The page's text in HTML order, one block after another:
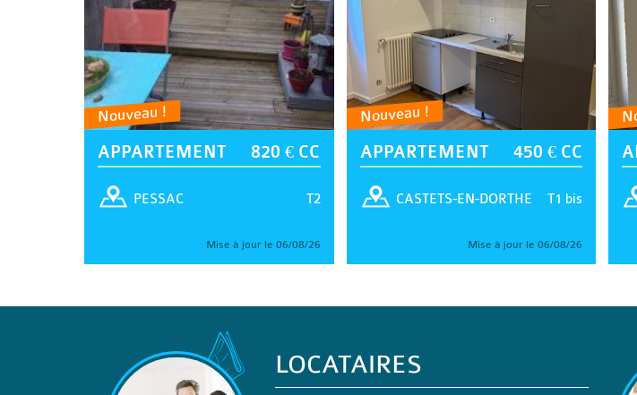
Nouveau !
APPARTEMENT 820 € CC
T2
PESSAC
Mise à jour le 06/08/26
Nouveau !
APPARTEMENT 450 € CC
T1 bis
CASTETS-EN-DORTHE
Mise à jour le 06/08/26
LOCATAIRES